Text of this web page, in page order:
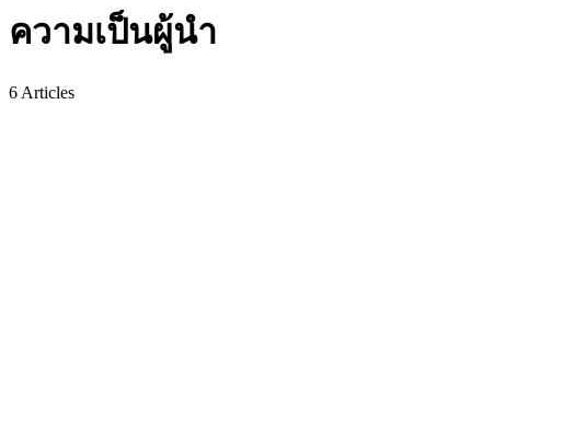
ความเป็นผู้นำ
6 Articles